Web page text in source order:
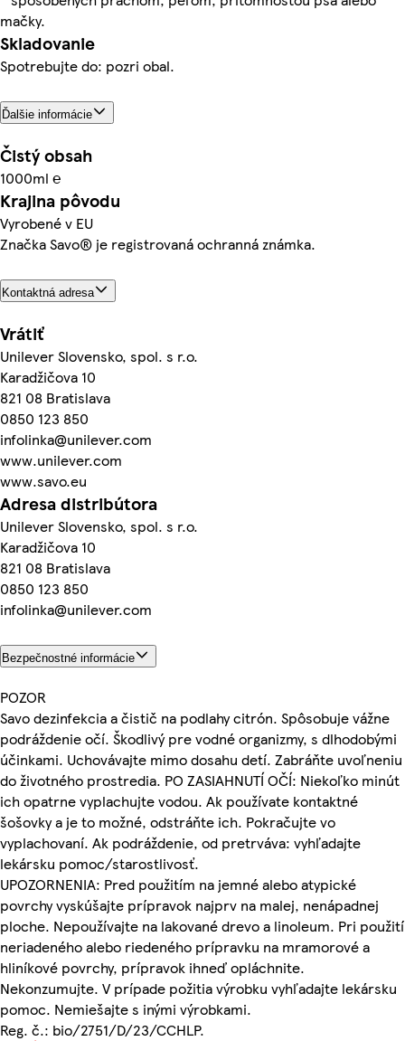
mačky.
Skladovanie
Spotrebujte do: pozri obal.
Ďalšie informácie
Čistý obsah
1000ml ℮
Krajina pôvodu
Vyrobené v EU
Značka Savo® je registrovaná ochranná známka.
Kontaktná adresa
Vrátiť
Unilever Slovensko, spol. s r.o.
Karadžičova 10
821 08 Bratislava
0850 123 850
infolinka@unilever.com
www.unilever.com
www.savo.eu
Adresa distribútora
Unilever Slovensko, spol. s r.o.
Karadžičova 10
821 08 Bratislava
0850 123 850
infolinka@unilever.com
Bezpečnostné informácie
POZOR
Savo dezinfekcia a čistič na podlahy citrón. Spôsobuje vážne
podráždenie očí. Škodlivý pre vodné organizmy, s dlhodobými
účinkami. Uchovávajte mimo dosahu detí. Zabráňte uvoľneniu
do životného prostredia. PO ZASIAHNUTÍ OČÍ: Niekoľko minút
ich opatrne vyplachujte vodou. Ak používate kontaktné
šošovky a je to možné, odstráňte ich. Pokračujte vo
vyplachovaní. Ak podráždenie, od pretrváva: vyhľadajte
lekársku pomoc/starostlivosť.
UPOZORNENIA: Pred použitím na jemné alebo atypické
povrchy vyskúšajte prípravok najprv na malej, nenápadnej
ploche. Nepoužívajte na lakované drevo a linoleum. Pri použití
neriadeného alebo riedeného prípravku na mramorové a
hliníkové povrchy, prípravok ihneď opláchnite.
Nekonzumujte. V prípade požitia výrobku vyhľadajte lekársku
pomoc. Nemiešajte s inými výrobkami.
Reg. č.: bio/2751/D/23/CCHLP.